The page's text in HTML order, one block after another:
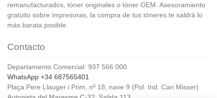
remanufacturados, tóner originales o tóner OEM. Asesoramiento
gratuito sobre impresoras, la compra de tus tóneres te saldrá lo
más barata posible.
Contacto
Departamento Comercial: 937 566 000
WhatsApp +34 687565401
Plaça Pere Llauger i Prim, nº 18, nave 9 (Pol. Ind. Can Misser)